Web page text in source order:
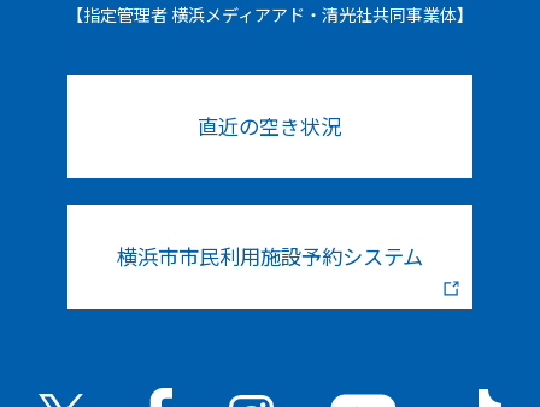
【指定管理者 横浜メディアアド・清光社共同事業体】
直近の空き状況
横浜市市民利用施設予約システム